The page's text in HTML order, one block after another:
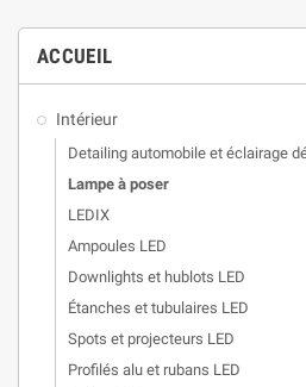
ACCUEIL
Intérieur
Detailing automobile et éclairage
Lampe à poser
LEDIX
Ampoules LED
Downlights et hublots LED
Étanches et tubulaires LED
Spots et projecteurs LED
Profilés alu et rubans LED